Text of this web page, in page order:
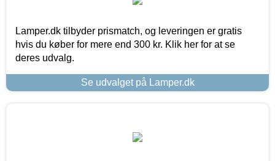
Lamper.dk tilbyder prismatch, og leveringen er gratis
hvis du køber for mere end 300 kr. Klik her for at se
deres udvalg.
Se udvalget på Lamper.dk